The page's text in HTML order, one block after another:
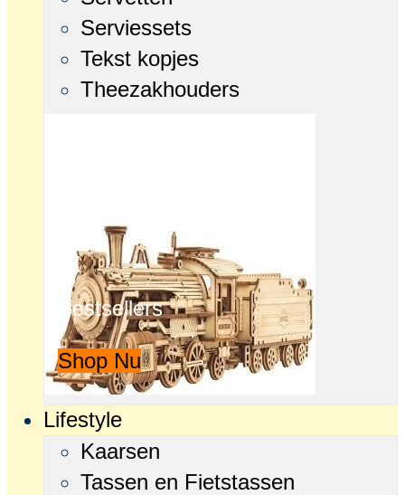
Serviessets
Tekst kopjes
Theezakhouders
Bestsellers
Shop Nu
Lifestyle
Kaarsen
Tassen en Fietstassen